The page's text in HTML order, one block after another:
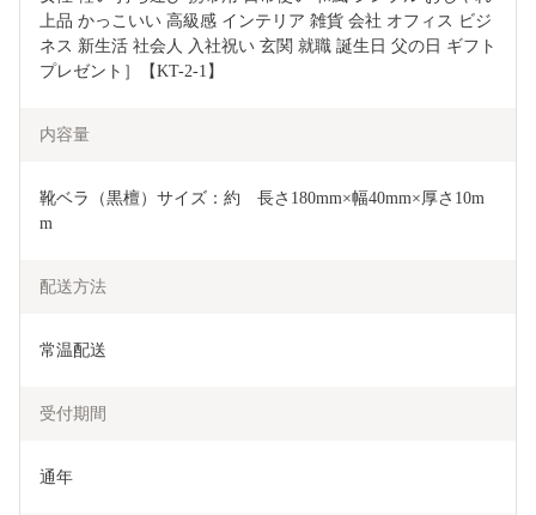
上品 かっこいい 高級感 インテリア 雑貨 会社 オフィス ビジ
ネス 新生活 社会人 入社祝い 玄関 就職 誕生日 父の日 ギフト
プレゼント］【KT-2-1】
内容量
靴ベラ（黒檀）サイズ：約　長さ180mm×幅40mm×厚さ10m
m
配送方法
常温配送
受付期間
通年